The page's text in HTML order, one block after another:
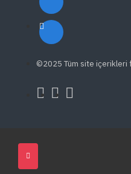
©2025 Tüm site içerikleri